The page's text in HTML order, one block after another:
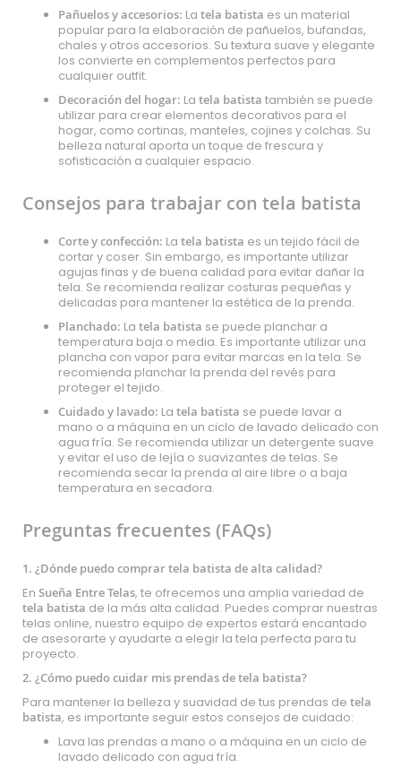
Pañuelos y accesorios: La tela batista es un material
popular para la elaboración de pañuelos, bufandas,
chales y otros accesorios. Su textura suave y elegante
los convierte en complementos perfectos para
cualquier outfit.
Decoración del hogar: La tela batista también se puede
utilizar para crear elementos decorativos para el
hogar, como cortinas, manteles, cojines y colchas. Su
belleza natural aporta un toque de frescura y
sofisticación a cualquier espacio.
Consejos para trabajar con tela batista
Corte y confección: La tela batista es un tejido fácil de
cortar y coser. Sin embargo, es importante utilizar
agujas finas y de buena calidad para evitar dañar la
tela. Se recomienda realizar costuras pequeñas y
delicadas para mantener la estética de la prenda.
Planchado: La tela batista se puede planchar a
temperatura baja o media. Es importante utilizar una
plancha con vapor para evitar marcas en la tela. Se
recomienda planchar la prenda del revés para
proteger el tejido.
Cuidado y lavado: La tela batista se puede lavar a
mano o a máquina en un ciclo de lavado delicado con
agua fría. Se recomienda utilizar un detergente suave
y evitar el uso de lejía o suavizantes de telas. Se
recomienda secar la prenda al aire libre o a baja
temperatura en secadora.
Preguntas frecuentes (FAQs)
1. ¿Dónde puedo comprar tela batista de alta calidad?
En Sueña Entre Telas, te ofrecemos una amplia variedad de
tela batista de la más alta calidad. Puedes comprar nuestras
telas online, nuestro equipo de expertos estará encantado
de asesorarte y ayudarte a elegir la tela perfecta para tu
proyecto.
2. ¿Cómo puedo cuidar mis prendas de tela batista?
Para mantener la belleza y suavidad de tus prendas de tela
batista, es importante seguir estos consejos de cuidado:
Lava las prendas a mano o a máquina en un ciclo de
lavado delicado con agua fría.